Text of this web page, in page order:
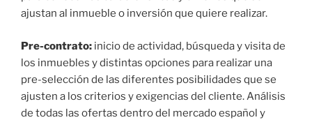
ajustan al inmueble o inversión que quiere realizar.
Pre-contrato: inicio de actividad, búsqueda y visita de
los inmuebles y distintas opciones para realizar una
pre-selección de las diferentes posibilidades que se
ajusten a los criterios y exigencias del cliente. Análisis
de todas las ofertas dentro del mercado español y